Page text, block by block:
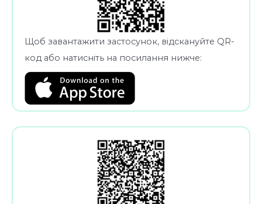
Щоб завантажити застосунок, відскануйте QR-
код або натисніть на посилання нижче: